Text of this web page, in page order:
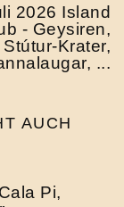
2026 Island
- Geysiren,
Stútur-Krater,
...
AUCH
Pi,